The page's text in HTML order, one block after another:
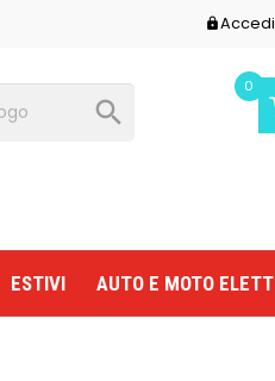
Accedi

0
ESTIVI AUTO E MOTO